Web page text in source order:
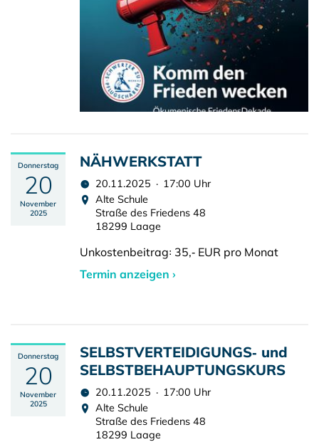
Donnerstag
20
November
2025
NÄHWERKSTATT
20.11.2025 · 17:00 Uhr
Alte Schule
Straße des Friedens 48
18299 Laage
Unkostenbeitrag꞉ 35,‑ EUR pro Monat
Termin anzeigen ›
Donnerstag
20
November
2025
SELBSTVERTEIDIGUNGS‑ und
SELBSTBEHAUPTUNGSKURS
20.11.2025 · 17:00 Uhr
Alte Schule
Straße des Friedens 48
18299 Laage